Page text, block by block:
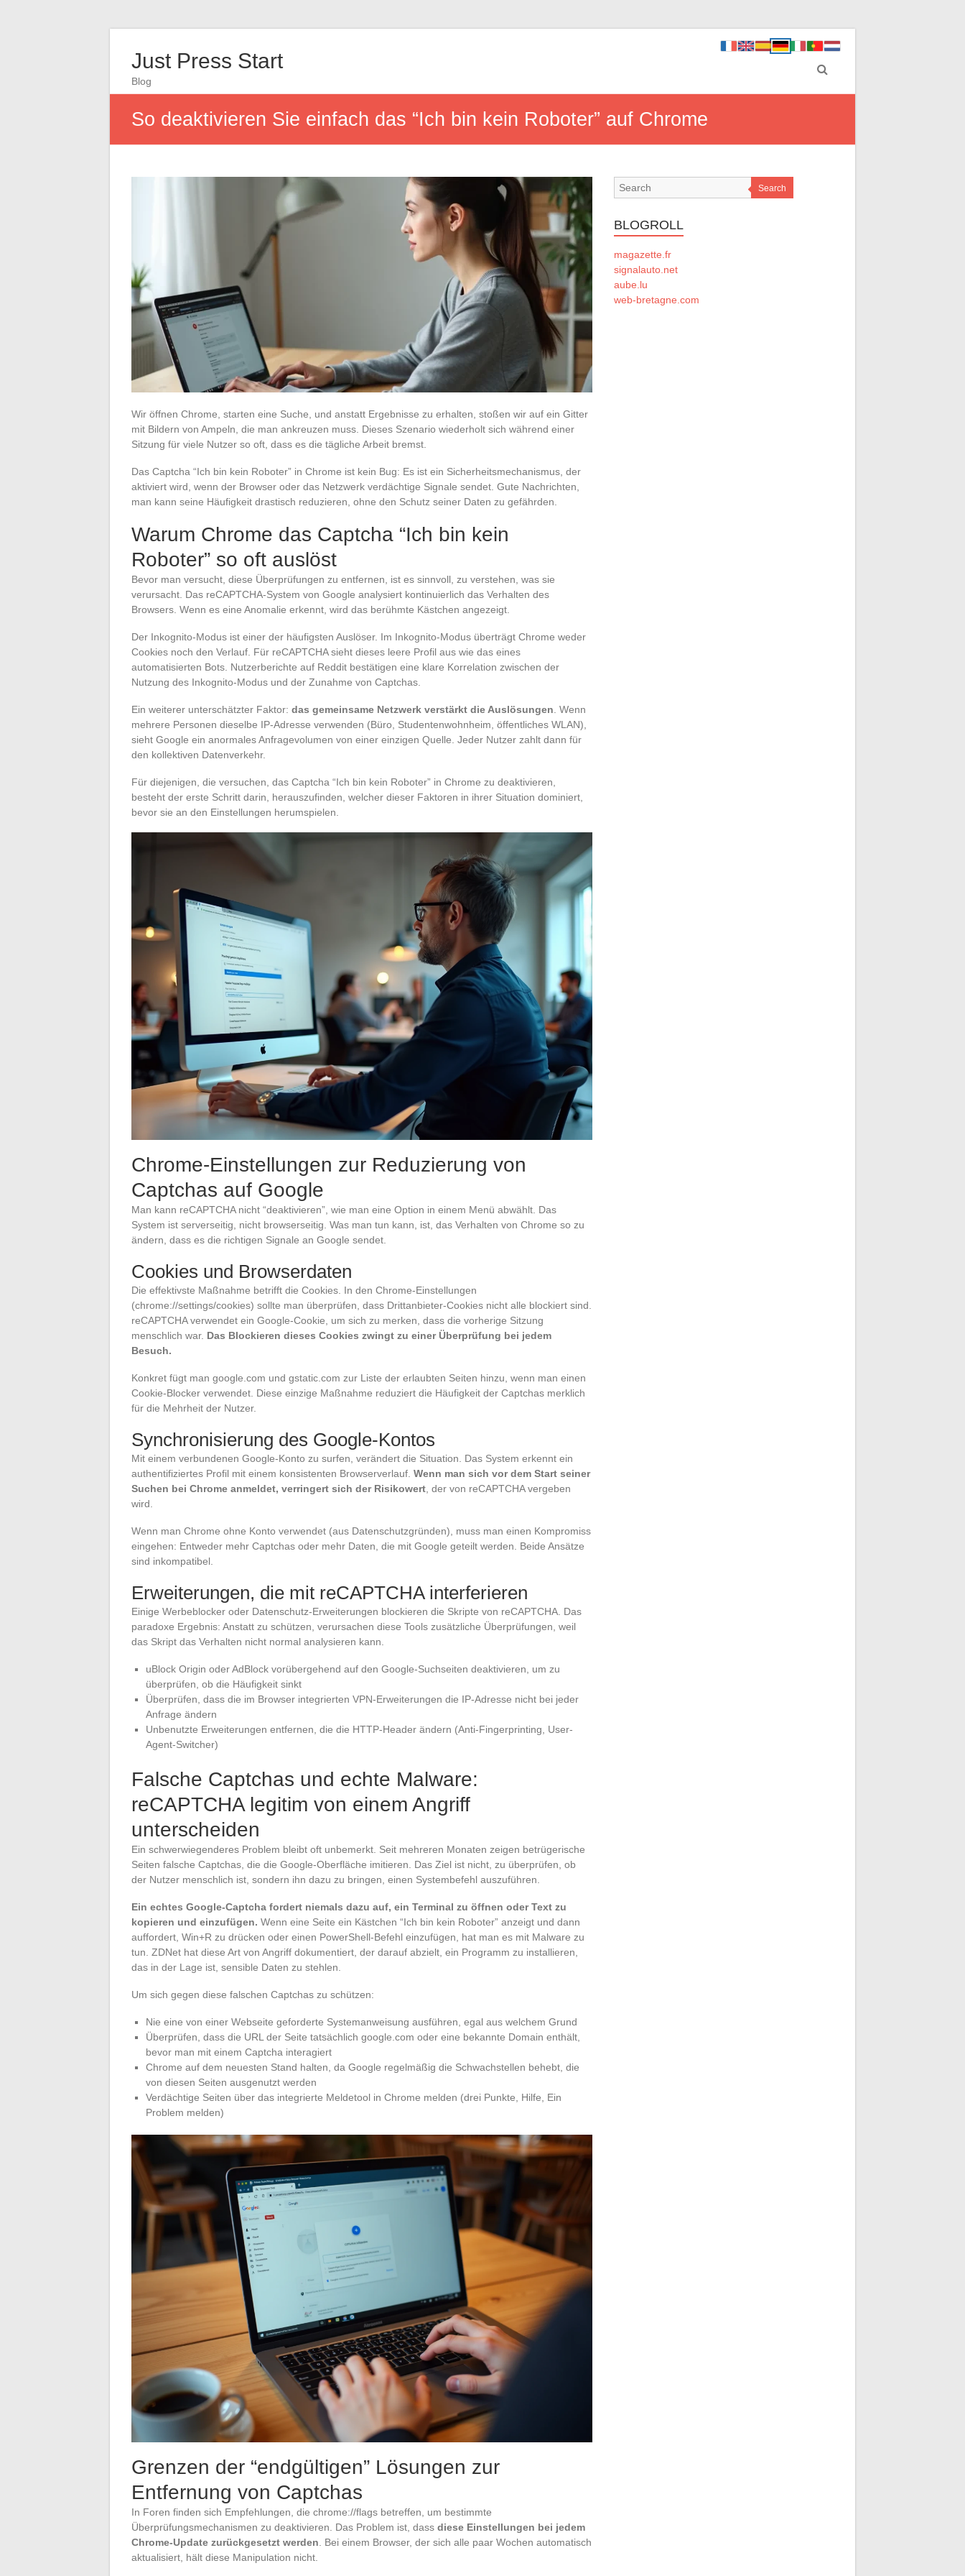
Just Press Start
Blog
So deaktivieren Sie einfach das “Ich bin kein Roboter” auf Chrome
Wir öffnen Chrome, starten eine Suche, und anstatt Ergebnisse zu erhalten, stoßen wir auf ein Gitter
mit Bildern von Ampeln, die man ankreuzen muss. Dieses Szenario wiederholt sich während einer
Sitzung für viele Nutzer so oft, dass es die tägliche Arbeit bremst.
Das Captcha “Ich bin kein Roboter” in Chrome ist kein Bug: Es ist ein Sicherheitsmechanismus, der
aktiviert wird, wenn der Browser oder das Netzwerk verdächtige Signale sendet. Gute Nachrichten,
man kann seine Häufigkeit drastisch reduzieren, ohne den Schutz seiner Daten zu gefährden.
Warum Chrome das Captcha “Ich bin kein
Roboter” so oft auslöst
Bevor man versucht, diese Überprüfungen zu entfernen, ist es sinnvoll, zu verstehen, was sie
verursacht. Das reCAPTCHA-System von Google analysiert kontinuierlich das Verhalten des
Browsers. Wenn es eine Anomalie erkennt, wird das berühmte Kästchen angezeigt.
Der Inkognito-Modus ist einer der häufigsten Auslöser. Im Inkognito-Modus überträgt Chrome weder
Cookies noch den Verlauf. Für reCAPTCHA sieht dieses leere Profil aus wie das eines
automatisierten Bots. Nutzerberichte auf Reddit bestätigen eine klare Korrelation zwischen der
Nutzung des Inkognito-Modus und der Zunahme von Captchas.
Ein weiterer unterschätzter Faktor: das gemeinsame Netzwerk verstärkt die Auslösungen . Wenn
mehrere Personen dieselbe IP-Adresse verwenden (Büro, Studentenwohnheim, öffentliches WLAN),
sieht Google ein anormales Anfragevolumen von einer einzigen Quelle. Jeder Nutzer zahlt dann für
den kollektiven Datenverkehr.
Für diejenigen, die versuchen, das Captcha “Ich bin kein Roboter” in Chrome zu deaktivieren,
besteht der erste Schritt darin, herauszufinden, welcher dieser Faktoren in ihrer Situation dominiert,
bevor sie an den Einstellungen herumspielen.
Chrome-Einstellungen zur Reduzierung von
Captchas auf Google
Man kann reCAPTCHA nicht “deaktivieren”, wie man eine Option in einem Menü abwählt. Das
System ist serverseitig, nicht browserseitig. Was man tun kann, ist, das Verhalten von Chrome so zu
ändern, dass es die richtigen Signale an Google sendet.
Cookies und Browserdaten
Die effektivste Maßnahme betrifft die Cookies. In den Chrome-Einstellungen
(chrome://settings/cookies) sollte man überprüfen, dass Drittanbieter-Cookies nicht alle blockiert sind.
reCAPTCHA verwendet ein Google-Cookie, um sich zu merken, dass die vorherige Sitzung
menschlich war. Das Blockieren dieses Cookies zwingt zu einer Überprüfung bei jedem
Besuch.
Konkret fügt man google.com und gstatic.com zur Liste der erlaubten Seiten hinzu, wenn man einen
Cookie-Blocker verwendet. Diese einzige Maßnahme reduziert die Häufigkeit der Captchas merklich
für die Mehrheit der Nutzer.
Synchronisierung des Google-Kontos
Mit einem verbundenen Google-Konto zu surfen, verändert die Situation. Das System erkennt ein
authentifiziertes Profil mit einem konsistenten Browserverlauf. Wenn man sich vor dem Start seiner
Suchen bei Chrome anmeldet, verringert sich der Risikowert , der von reCAPTCHA vergeben
wird.
Wenn man Chrome ohne Konto verwendet (aus Datenschutzgründen), muss man einen Kompromiss
eingehen: Entweder mehr Captchas oder mehr Daten, die mit Google geteilt werden. Beide Ansätze
sind inkompatibel.
Erweiterungen, die mit reCAPTCHA interferieren
Einige Werbeblocker oder Datenschutz-Erweiterungen blockieren die Skripte von reCAPTCHA. Das
paradoxe Ergebnis: Anstatt zu schützen, verursachen diese Tools zusätzliche Überprüfungen, weil
das Skript das Verhalten nicht normal analysieren kann.
uBlock Origin oder AdBlock vorübergehend auf den Google-Suchseiten deaktivieren, um zu
überprüfen, ob die Häufigkeit sinkt
Überprüfen, dass die im Browser integrierten VPN-Erweiterungen die IP-Adresse nicht bei jeder
Anfrage ändern
Unbenutzte Erweiterungen entfernen, die die HTTP-Header ändern (Anti-Fingerprinting, User-
Agent-Switcher)
Falsche Captchas und echte Malware:
reCAPTCHA legitim von einem Angriff
unterscheiden
Ein schwerwiegenderes Problem bleibt oft unbemerkt. Seit mehreren Monaten zeigen betrügerische
Seiten falsche Captchas, die die Google-Oberfläche imitieren. Das Ziel ist nicht, zu überprüfen, ob
der Nutzer menschlich ist, sondern ihn dazu zu bringen, einen Systembefehl auszuführen.
Ein echtes Google-Captcha fordert niemals dazu auf, ein Terminal zu öffnen oder Text zu
kopieren und einzufügen. Wenn eine Seite ein Kästchen “Ich bin kein Roboter” anzeigt und dann
auffordert, Win+R zu drücken oder einen PowerShell-Befehl einzufügen, hat man es mit Malware zu
tun. ZDNet hat diese Art von Angriff dokumentiert, der darauf abzielt, ein Programm zu installieren,
das in der Lage ist, sensible Daten zu stehlen.
Um sich gegen diese falschen Captchas zu schützen:
Nie eine von einer Webseite geforderte Systemanweisung ausführen, egal aus welchem Grund
Überprüfen, dass die URL der Seite tatsächlich google.com oder eine bekannte Domain enthält,
bevor man mit einem Captcha interagiert
Chrome auf dem neuesten Stand halten, da Google regelmäßig die Schwachstellen behebt, die
von diesen Seiten ausgenutzt werden
Verdächtige Seiten über das integrierte Meldetool in Chrome melden (drei Punkte, Hilfe, Ein
Problem melden)
Grenzen der “endgültigen” Lösungen zur
Entfernung von Captchas
In Foren finden sich Empfehlungen, die chrome://flags betreffen, um bestimmte
Überprüfungsmechanismen zu deaktivieren. Das Problem ist, dass diese Einstellungen bei jedem
Chrome-Update zurückgesetzt werden . Bei einem Browser, der sich alle paar Wochen automatisch
aktualisiert, hält diese Manipulation nicht.
Search
BLOGROLL
magazette.fr
signalauto.net
aube.lu
web-bretagne.com